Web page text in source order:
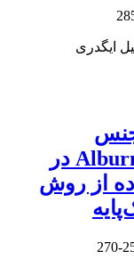
ایگدری
جنس
Alburnoides (Pisces: Cyprinidae) در
از روش